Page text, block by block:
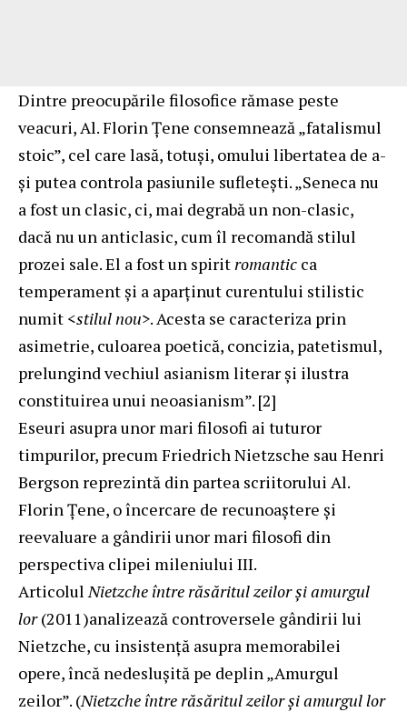
Dintre preocupările filosofice rămase peste
veacuri, Al. Florin Țene consemnează „fatalismul
stoic”, cel care lasă, totuși, omului libertatea de a-
și putea controla pasiunile sufletești. „Seneca nu
a fost un clasic, ci, mai degrabă un non-clasic,
dacă nu un anticlasic, cum îl recomandă stilul
prozei sale. El a fost un spirit romantic ca
temperament şi a aparţinut curentului stilistic
numit <stilul nou>. Acesta se caracteriza prin
asimetrie, culoarea poetică, concizia, patetismul,
prelungind vechiul asianism literar şi ilustra
constituirea unui neoasianism”. [2]
Eseuri asupra unor mari filosofi ai tuturor
timpurilor, precum Friedrich Nietzsche sau Henri
Bergson reprezintă din partea scriitorului Al.
Florin Țene, o încercare de recunoaștere și
reevaluare a gândirii unor mari filosofi din
perspectiva clipei mileniului III.
Articolul Nietzche între răsăritul zeilor și amurgul
lor(2011)analizează controversele gândirii lui
Nietzche, cu insistență asupra memorabilei
opere, încă nedeslușită pe deplin „Amurgul
zeilor”. (Nietzche între răsăritul zeilor și amurgul lor